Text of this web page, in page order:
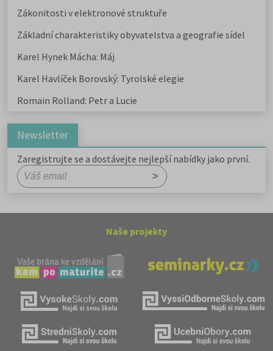
Zákonitosti v elektronové struktuře
Základní charakteristiky obyvatelstva a geografie sídel
Karel Hynek Mácha: Máj
Karel Havlíček Borovský: Tyrolské elegie
Romain Rolland: Petr a Lucie
Newsletter
Zaregistrujte se a dostávejte nejlepší nabídky jako první.
Naše projekty